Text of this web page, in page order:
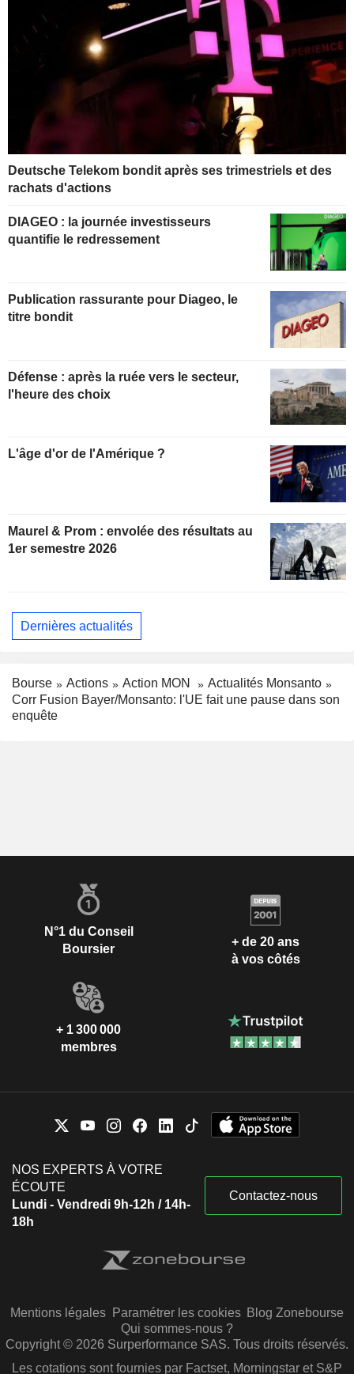
Deutsche Telekom bondit après ses trimestriels et des
rachats d'actions
DIAGEO : la journée investisseurs
quantifie le redressement
Publication rassurante pour Diageo, le
titre bondit
Défense : après la ruée vers le secteur,
l'heure des choix
L'âge d'or de l'Amérique ?
Maurel & Prom : envolée des résultats au
1er semestre 2026
Dernières actualités
Bourse Actions Action MON
Actualités Monsanto
Corr Fusion Bayer/Monsanto: l'UE fait une pause dans son
enquête
N°1 du Conseil
Boursier
+ de 20 ans
à vos côtés
+ 1 300 000
membres
NOS EXPERTS À VOTRE
ÉCOUTE
Lundi - Vendredi 9h-12h / 14h-
18h
Contactez-nous
Mentions légales Paramétrer les cookies Blog Zonebourse
Qui sommes-nous ?
Copyright © 2026 Surperformance SAS. Tous droits réservés.
Les cotations sont fournies par Factset, Morningstar et S&P